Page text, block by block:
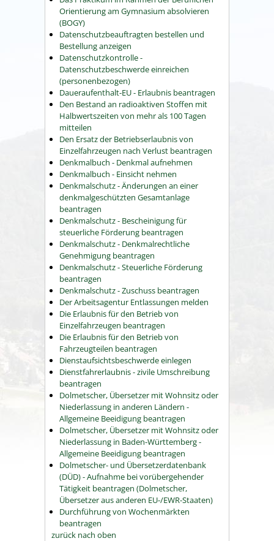
Orientierung am Gymnasium absolvieren
(BOGY)
Datenschutzbeauftragten bestellen und
Bestellung anzeigen
Datenschutzkontrolle -
Datenschutzbeschwerde einreichen
(personenbezogen)
Daueraufenthalt-EU - Erlaubnis beantragen
Den Bestand an radioaktiven Stoffen mit
Halbwertszeiten von mehr als 100 Tagen
mitteilen
Den Ersatz der Betriebserlaubnis von
Einzelfahrzeugen nach Verlust beantragen
Denkmalbuch - Denkmal aufnehmen
Denkmalbuch - Einsicht nehmen
Denkmalschutz - Änderungen an einer
denkmalgeschützten Gesamtanlage
beantragen
Denkmalschutz - Bescheinigung für
steuerliche Förderung beantragen
Denkmalschutz - Denkmalrechtliche
Genehmigung beantragen
Denkmalschutz - Steuerliche Förderung
beantragen
Denkmalschutz - Zuschuss beantragen
Der Arbeitsagentur Entlassungen melden
Die Erlaubnis für den Betrieb von
Einzelfahrzeugen beantragen
Die Erlaubnis für den Betrieb von
Fahrzeugteilen beantragen
Dienstaufsichtsbeschwerde einlegen
Dienstfahrerlaubnis - zivile Umschreibung
beantragen
Dolmetscher, Übersetzer mit Wohnsitz oder
Niederlassung in anderen Ländern -
Allgemeine Beeidigung beantragen
Dolmetscher, Übersetzer mit Wohnsitz oder
Niederlassung in Baden-Württemberg -
Allgemeine Beeidigung beantragen
Dolmetscher- und Übersetzerdatenbank
(DÜD) - Aufnahme bei vorübergehender
Tätigkeit beantragen (Dolmetscher,
Übersetzer aus anderen EU-/EWR-Staaten)
Durchführung von Wochenmärkten
beantragen
zurück nach oben